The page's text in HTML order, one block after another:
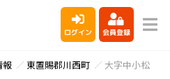
ログイン 会員登録
報 東置賜郡川西町 大字中小松